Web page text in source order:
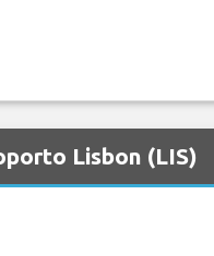
Lisbon (LIS)